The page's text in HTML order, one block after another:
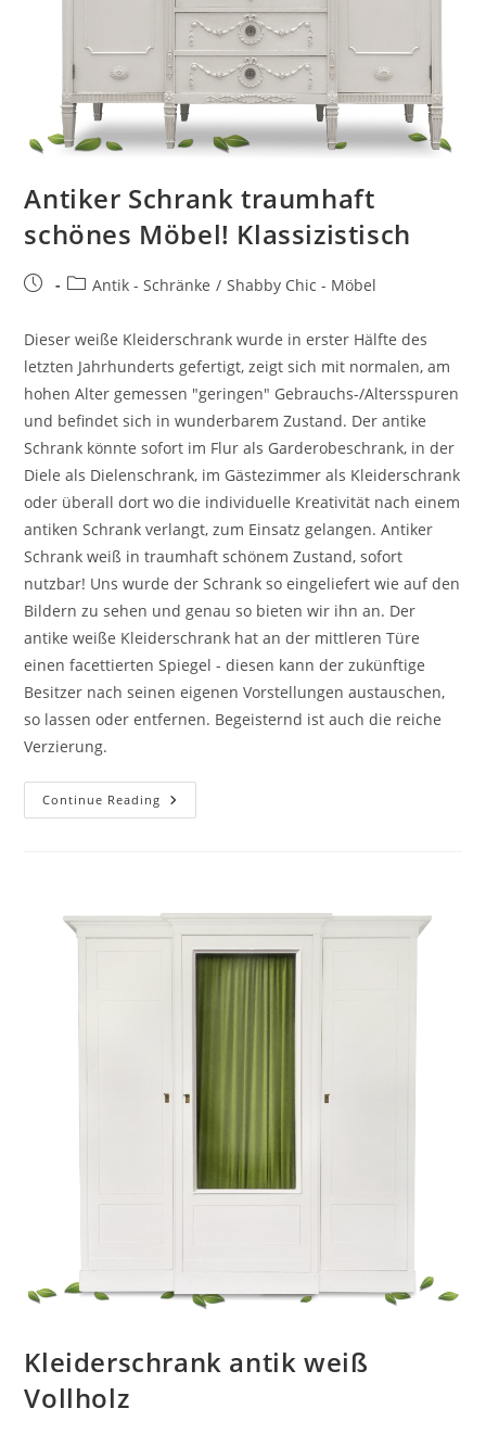
Antiker Schrank traumhaft
schönes Möbel! Klassizistisch
Antik - Schränke / Shabby Chic - Möbel
Dieser weiße Kleiderschrank wurde in erster Hälfte des
letzten Jahrhunderts gefertigt, zeigt sich mit normalen, am
hohen Alter gemessen "geringen" Gebrauchs-/Altersspuren
und befindet sich in wunderbarem Zustand. Der antike
Schrank könnte sofort im Flur als Garderobeschrank, in der
Diele als Dielenschrank, im Gästezimmer als Kleiderschrank
oder überall dort wo die individuelle Kreativität nach einem
antiken Schrank verlangt, zum Einsatz gelangen. Antiker
Schrank weiß in traumhaft schönem Zustand, sofort
nutzbar! Uns wurde der Schrank so eingeliefert wie auf den
Bildern zu sehen und genau so bieten wir ihn an. Der
antike weiße Kleiderschrank hat an der mittleren Türe
einen facettierten Spiegel - diesen kann der zukünftige
Besitzer nach seinen eigenen Vorstellungen austauschen,
so lassen oder entfernen. Begeisternd ist auch die reiche
Verzierung.
Continue Reading
Kleiderschrank antik weiß
Vollholz